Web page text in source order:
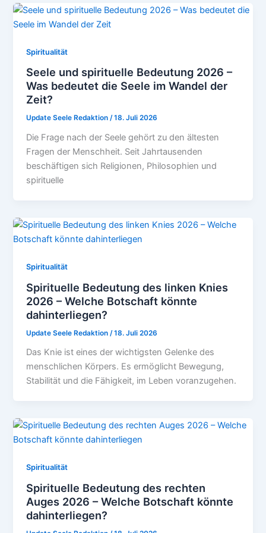
Spiritualität
Seele und spirituelle Bedeutung 2026 –
Was bedeutet die Seele im Wandel der
Zeit?
Update Seele Redaktion/18. Juli 2026
Die Frage nach der Seele gehört zu den ältesten
Fragen der Menschheit. Seit Jahrtausenden
beschäftigen sich Religionen, Philosophien und
spirituelle
Spiritualität
Spirituelle Bedeutung des linken Knies
2026 – Welche Botschaft könnte
dahinterliegen?
Update Seele Redaktion /18. Juli 2026
Das Knie ist eines der wichtigsten Gelenke des
menschlichen Körpers. Es ermöglicht Bewegung,
Stabilität und die Fähigkeit, im Leben voranzugehen.
Spiritualität
Spirituelle Bedeutung des rechten
Auges 2026 – Welche Botschaft könnte
dahinterliegen?